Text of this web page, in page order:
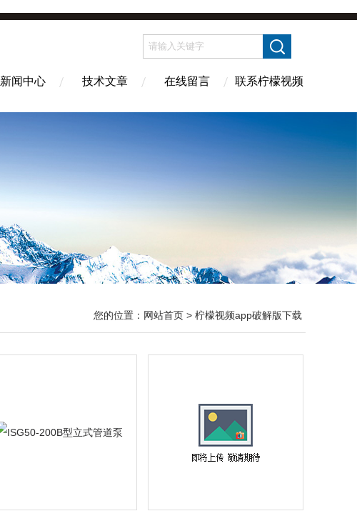
新闻中心 技术文章 在线留言 联系柠檬视频
您的位置： 网站首页 > 柠檬视频app破解版下载